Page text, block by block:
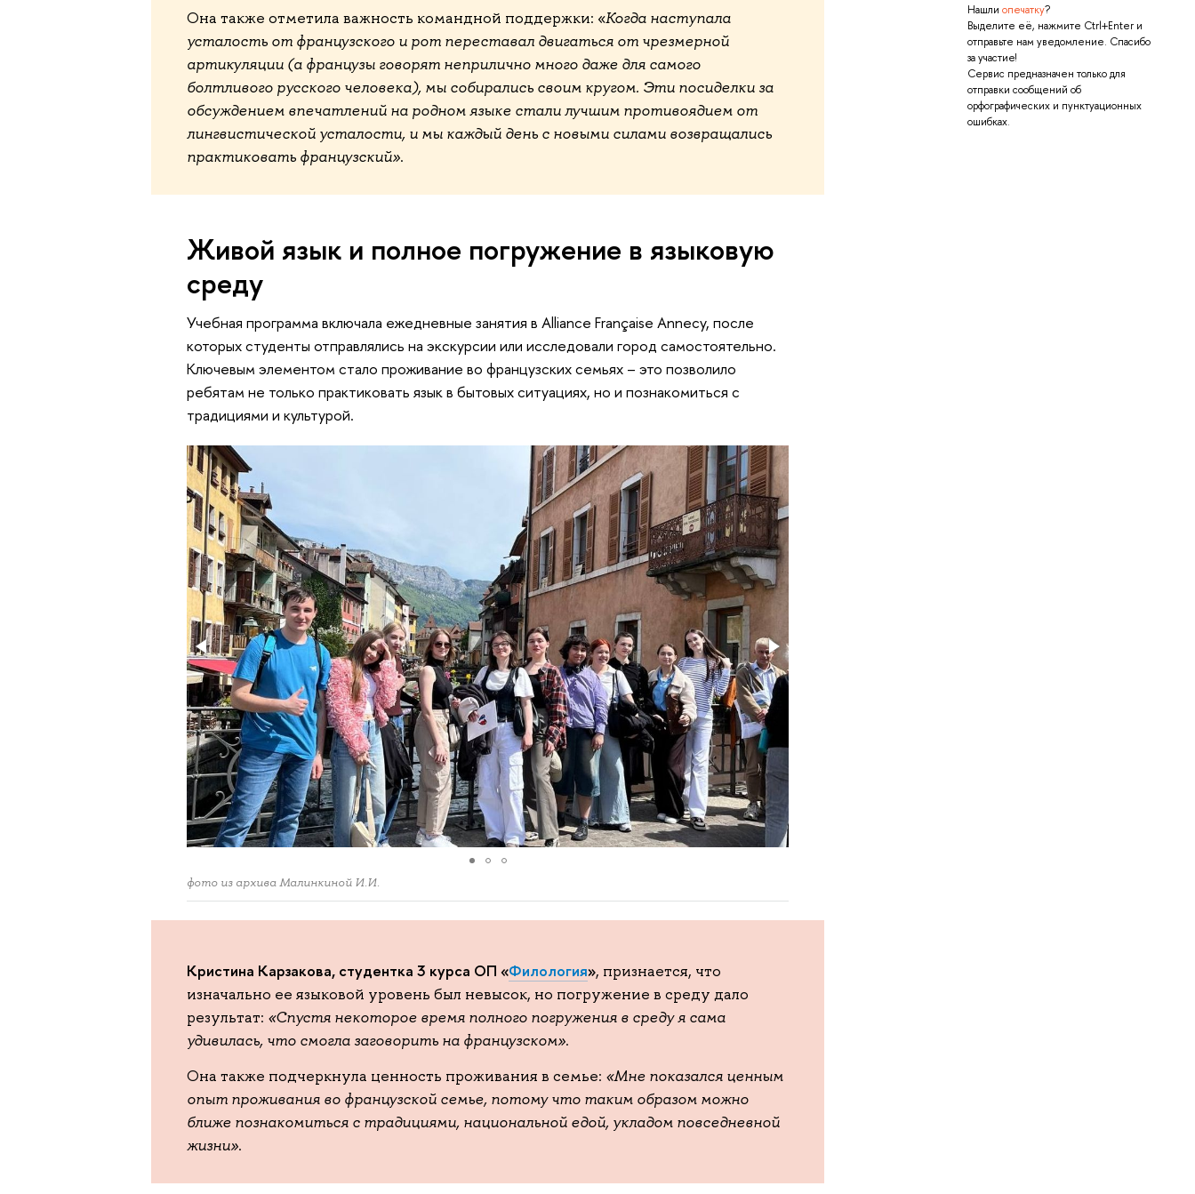
Нашли опечатку?
Выделите её, нажмите Ctrl+Enter и
отправьте нам уведомление. Спасибо
за участие!
Сервис предназначен только для
отправки сообщений об
орфографических и пунктуационных
ошибках.
Она также отметила важность командной поддержки: «Когда наступала
усталость от французского и рот переставал двигаться от чрезмерной
артикуляции (а французы говорят неприлично много даже для самого
болтливого русского человека), мы собирались своим кругом. Эти посиделки за
обсуждением впечатлений на родном языке стали лучшим противоядием от
лингвистической усталости, и мы каждый день с новыми силами возвращались
практиковать французский».
Живой язык и полное погружение в языковую
среду
Учебная программа включала ежедневные занятия в Alliance Française Annecy, после
которых студенты отправлялись на экскурсии или исследовали город самостоятельно.
Ключевым элементом стало проживание во французских семьях – это позволило
ребятам не только практиковать язык в бытовых ситуациях, но и познакомиться с
традициями и культурой.
фото из архива Малинкиной И.И.
Кристина Карзакова, студентка 3 курса ОП «Филология», признается, что
изначально ее языковой уровень был невысок, но погружение в среду дало
результат: «Спустя некоторое время полного погружения в среду я сама
удивилась, что смогла заговорить на французском».
Она также подчеркнула ценность проживания в семье: «Мне показался ценным
опыт проживания во французской семье, потому что таким образом можно
ближе познакомиться с традициями, национальной едой, укладом повседневной
жизни».